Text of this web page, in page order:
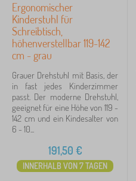
Ergonomischer
Kinderstuhl für
Schreibtisch,
höhenverstellbar 119-142
cm - grau
Grauer Drehstuhl mit Basis, der
in fast jedes Kinderzimmer
passt. Der moderne Drehstuhl,
geeignet für eine Höhe von 119 -
142 cm und ein Kindesalter von
6 - 10...
191,50 €
INNERHALB VON 7 TAGEN